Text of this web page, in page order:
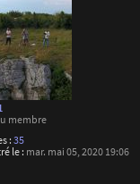
membre
: 35
le : mar. mai 05, 2020 19:06